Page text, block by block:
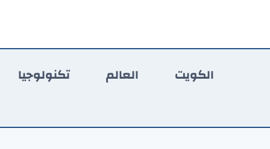
المحتوى
الكويت العالم تكنولوجيا